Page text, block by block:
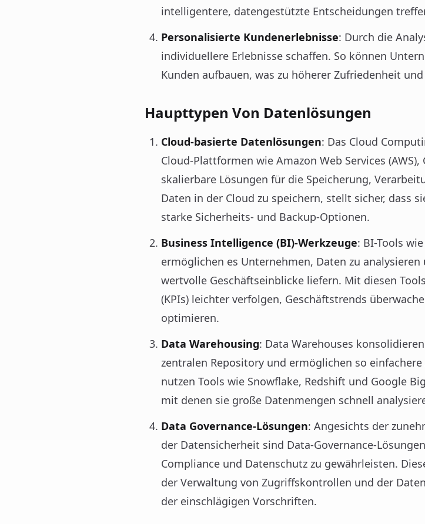
intelligentere, datengestützte Entscheidungen
Personalisierte Kundenerlebnisse: Durch die
individuellere Erlebnisse schaffen. So können
Kunden aufbauen, was zu höherer Zufriedenheit
Haupttypen Von Datenlösungen
Cloud-basierte Datenlösungen: Das Cloud
Cloud-Plattformen wie Amazon Web Services
skalierbare Lösungen für die Speicherung,
Daten in der Cloud zu speichern, stellt sicher, dass
starke Sicherheits- und Backup-Optionen.
Business Intelligence (BI)-Werkzeuge: BI-Tools
ermöglichen es Unternehmen, Daten zu
wertvolle Geschäftseinblicke liefern. Mit diesen
(KPIs) leichter verfolgen, Geschäftstrends
optimieren.
Data Warehousing: Data Warehouses
zentralen Repository und ermöglichen so
nutzen Tools wie Snowflake, Redshift und Google
mit denen sie große Datenmengen schnell
Data Governance-Lösungen: Angesichts der
der Datensicherheit sind Data-Governance-
Compliance und Datenschutz zu gewährleisten.
der Verwaltung von Zugriffskontrollen und der
der einschlägigen Vorschriften.